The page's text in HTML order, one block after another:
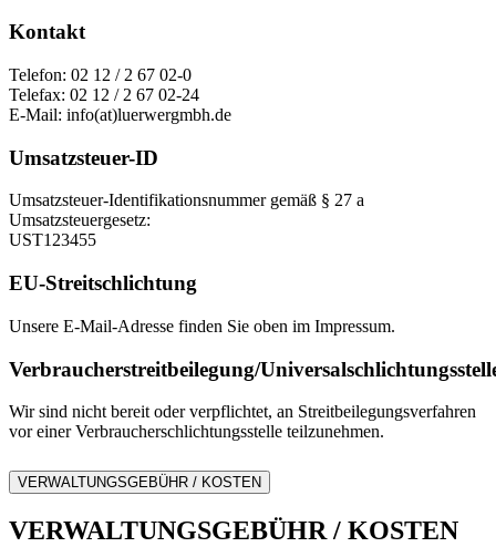
Kontakt
Telefon: 02 12 / 2 67 02-0
Telefax: 02 12 / 2 67 02-24
E-Mail: info(at)luerwergmbh.de
Umsatzsteuer-ID
Umsatzsteuer-Identifikationsnummer gemäß § 27 a
Umsatzsteuergesetz:
UST123455
EU-Streitschlichtung
Unsere E-Mail-Adresse finden Sie oben im Impressum.
Verbraucherstreitbeilegung/
Wir sind nicht bereit oder verpflichtet, an Streitbeilegungsverfahren
vor einer Verbraucherschlichtungsstelle teilzunehmen.
VERWALTUNGSGEBÜHR / KOSTEN
VERWALTUNGSGEBÜHR / KOSTEN